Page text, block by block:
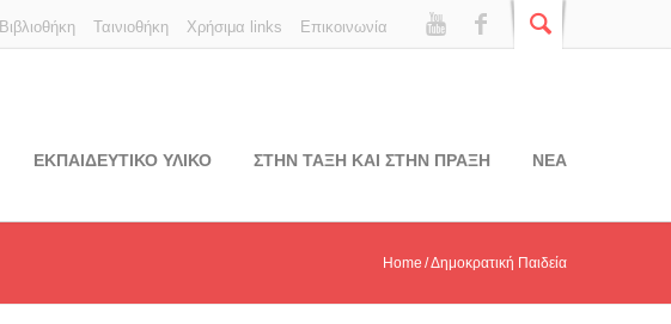
Επικοινωνία
Χρήσιμα links
Ταινιοθήκη
Βιβλιοθήκη
ΕΚΠΑΙΔΕΥΤΙΚΟ ΥΛΙΚΟ ΣΤΗΝ ΤΑΞΗ ΚΑΙ ΣΤΗΝ ΠΡΑΞΗ ΝΕΑ
Home Δημοκρατική Παιδεία